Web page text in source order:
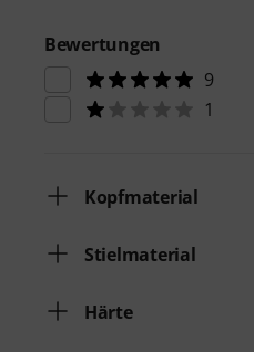
Bewertungen
9
1
Kopfmaterial
Stielmaterial
Härte